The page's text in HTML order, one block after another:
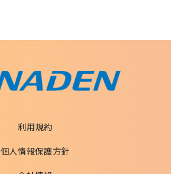
利用規約
個人情報保護方針